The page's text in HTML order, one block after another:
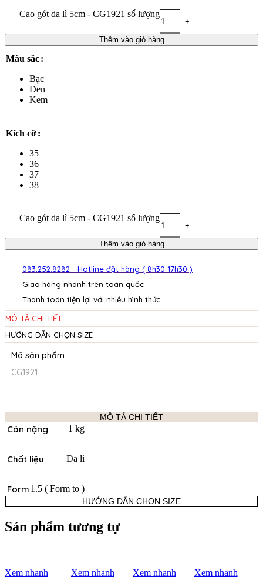
Cao gót da lì 5cm - CG1921 số lượng
Thêm vào giỏ hàng
Màu sắc
Bạc
Đen
Kem
Kích cỡ
35
36
37
38
Cao gót da lì 5cm - CG1921 số lượng
Thêm vào giỏ hàng
083.252.8282 - Hotline đặt hàng ( 8h30-17h30 )
Giao hàng nhanh trên toàn quốc
Thanh toán tiện lợi với nhiều hình thức
MÔ TẢ CHI TIẾT
HƯỚNG DẪN CHỌN SIZE
Mã sản phẩm
CG1921
MÔ TẢ CHI TIẾT
HƯỚNG DẪN CHỌN SIZE
Cân nặng 1 kg
Chất liệu Da lì
Form 1.5 ( Form to )
Sản phẩm tương tự
Xem nhanh Xem nhanh Xem nhanh Xem nhanh